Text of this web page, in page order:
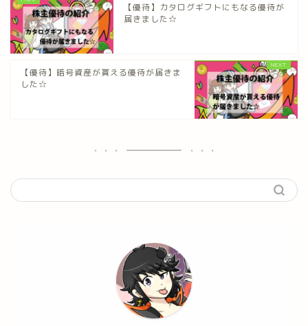
【優待】カタログギフトにもなる優待が
届きました☆
【優待】暗号資産が貰える優待が届きま
した☆